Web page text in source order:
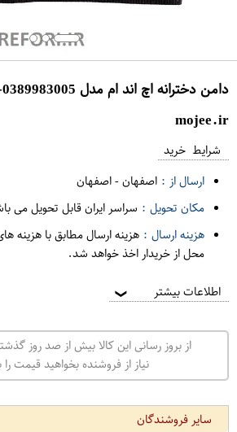
دامن دخترانه اچ اند ام مدل C1-0389983005
mojee.ir
شرایط خرید
ارسال از : اصفهان-اصفهان
مکان تحویل : سراسر ایران قابل تحویل می
هزینه ارسال : هزینه ارسال مطابق با هزینه
محل از خریدار اخذ خواهد شد.
اطلاعات بیشتر ❯
از بروز رسانی این کالا بیش از صد روز
نیاز از فروشنده بخواهید قیمت را
سایر فروشندگان